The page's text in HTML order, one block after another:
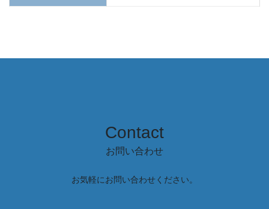
Contact
お問い合わせ
お気軽にお問い合わせください。